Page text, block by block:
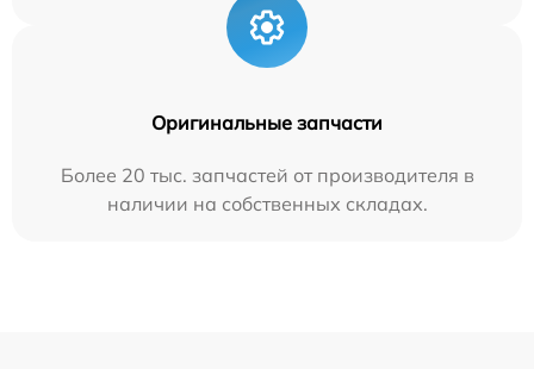
Оригинальные запчасти
Более 20 тыс. запчастей от производителя в
наличии на собственных складах.